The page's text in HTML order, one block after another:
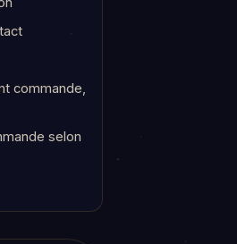
commande,
selon